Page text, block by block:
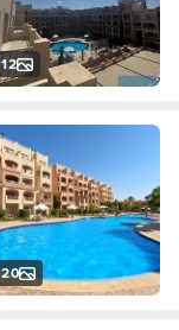
12
20